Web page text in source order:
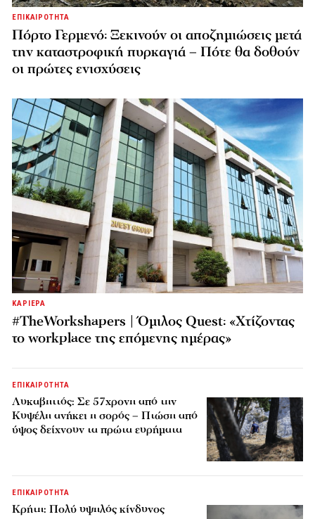
ΕΠΙΚΑΙΡΟΤΗΤΑ
Πόρτο Γερμενό: Ξεκινούν οι αποζημιώσεις μετά
την καταστροφική πυρκαγιά – Πότε θα δοθούν
οι πρώτες ενισχύσεις
ΚΑΡΙΕΡΑ
#TheWorkshapers | Όμιλος Quest: «Χτίζοντας
το workplace της επόμενης ημέρας»
ΕΠΙΚΑΙΡΟΤΗΤΑ
Λυκαβηττός: Σε 57χρονη από την
Κυψέλη ανήκει η σορός – Πτώση από
ύψος δείχνουν τα πρώτα ευρήματα
ΕΠΙΚΑΙΡΟΤΗΤΑ
Κρήτη: Πολύ υψηλός κίνδυνος